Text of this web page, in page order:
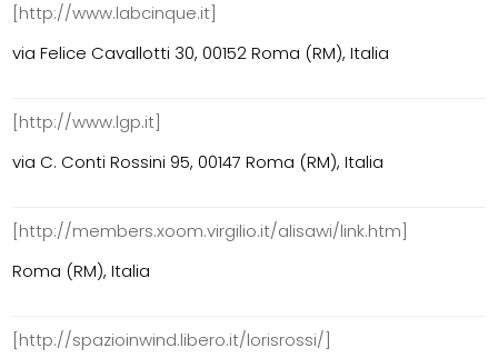
[http://www.labcinque.it]
via Felice Cavallotti 30, 00152 Roma (RM), Italia
[http://www.lgp.it]
via C. Conti Rossini 95, 00147 Roma (RM), Italia
[http://members.xoom.virgilio.it/alisawi/link.htm]
Roma (RM), Italia
[http://spazioinwind.libero.it/lorisrossi/]